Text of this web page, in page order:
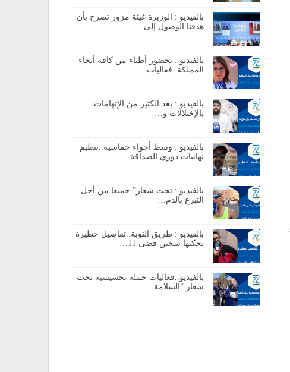
بالفيديو : الوزيرة غيثة مزور تصرح بأن
هدفنا الوصول إلى…
بالفيديو : بحضور أطباء من كافة أنحاء
المملكة..فعاليات…
بالفيديو : بعد الكثير من الإتهامات
بالإختلالات و…
بالفيديو : وسط أجواء حماسية..تنظيم
نهائيات دوري الصداقة…
بالفيديو : تحت شعار” جميعا من أجل
التبرع بالدم…
بالفيديو : طريق التوبة..تفاصيل خطيرة
يحكيها سجين قضى 11…
بالفيديو..فعاليات حملة تحسيسية تحت
شعار “السلامة…